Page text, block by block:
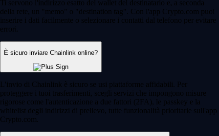
Ti servono l'indirizzo esatto del wallet del destinatario e, a seconda
della rete, un "memo" o "destination tag". Con l'app Crypto.com puoi
inserire i dati facilmente o selezionare i contatti dal telefono per evitare
errori.
È sicuro inviare Chainlink online?
L'invio di Chainlink è sicuro se usi piattaforme affidabili. Per
proteggere i tuoi trasferimenti, scegli servizi che impongono misure
rigorose come l'autenticazione a due fattori (2FA), le passkey e la
whitelist degli indirizzi di prelievo, tutte funzionalità prioritarie sull'app
Crypto.com.